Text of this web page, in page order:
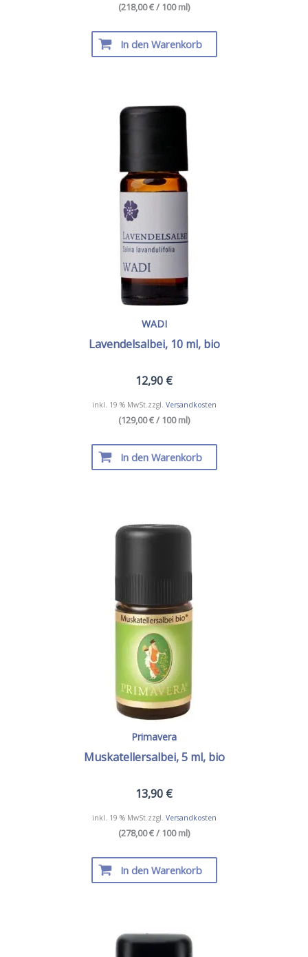
(218,00 € / 100 ml)
In den Warenkorb
WADI
Lavendelsalbei, 10 ml, bio
12,90 €
inkl. 19 % MwSt.zzgl. Versandkosten
(129,00 € / 100 ml)
In den Warenkorb
Primavera
Muskatellersalbei, 5 ml, bio
13,90 €
inkl. 19 % MwSt.zzgl. Versandkosten
(278,00 € / 100 ml)
In den Warenkorb